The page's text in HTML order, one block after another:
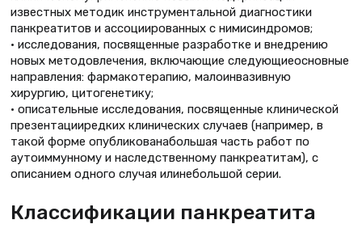
известных методик инструментальной диагностики
панкреатитов и ассоциированных с нимисиндромов;
• исследования, посвященные разработке и внедрению
новых методовлечения, включающие следующиеосновные
направления: фармакотерапию, малоинвазивную
хирургию, цитогенетику;
• описательные исследования, посвященные клинической
презентацииредких клинических случаев (например, в
такой форме опубликованабольшая часть работ по
аутоиммунному и наследственному панкреатитам), с
описанием одного случая илинебольшой серии.
Классификации панкреатита